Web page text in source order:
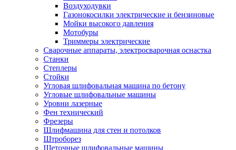
Воздуходувки
Газонокосилки электрические и бензиновые
Мойки высокого давления
Мотобуры
Триммеры электрические
Сварочные аппараты, электросварочная оснастка
Станки
Степлеры
Стойки
Угловая шлифовальная машина по бетону
Угловые шлифовальные машины
Уровни лазерные
Фен технический
Фрезеры
Шлифмашина для стен и потолков
Штроборез
Щеточные шлифовальные машины